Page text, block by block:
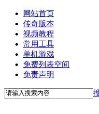
网站首页
传奇版本
视频教程
常用工具
单机游戏
免费列表空间
免责声明